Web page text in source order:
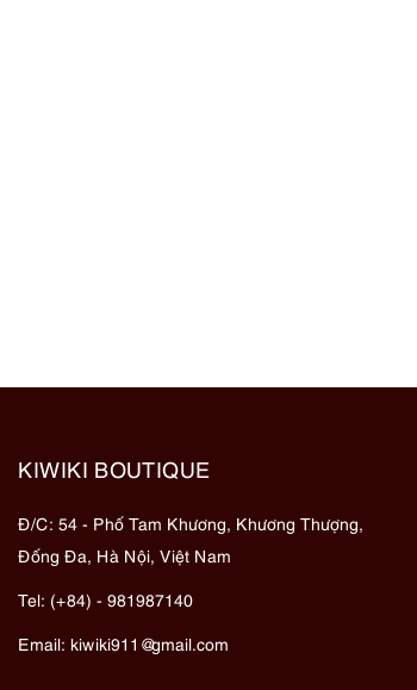
KIWIKI BOUTIQUE
Đ/C: 54 - Phố Tam Khương, Khương Thượng,
Đống Đa, Hà Nội, Việt Nam
Tel: (+84) - 981987140
Email: kiwiki911@gmail.com